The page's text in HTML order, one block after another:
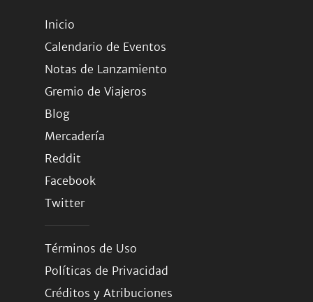
Inicio
Calendario de Eventos
Notas de Lanzamiento
Gremio de Viajeros
Blog
Mercadería
Reddit
Facebook
Twitter
Términos de Uso
Políticas de Privacidad
Créditos y Atribuciones